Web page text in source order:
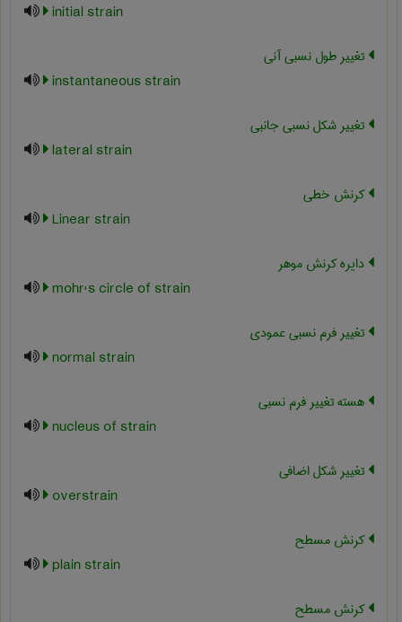
initial strain
تغییر طول نسبی آنی
instantaneous strain
تغییر شکل نسبی جانبی
lateral strain
کرنش خطی
Linear strain
دایره کرنش موهر
mohr's circle of strain
تغییر فرم نسبی عمودی
normal strain
هسته تغییر فرم نسبی
nucleus of strain
تغییر شکل اضافی
overstrain
کرنش مسطح
plain strain
کرنش مسطح